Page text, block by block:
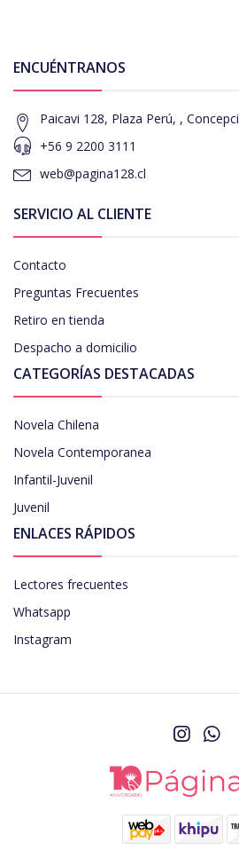
ENCUÉNTRANOS
Paicavi 128, Plaza Perú, ,
+56 9 2200 3111
web@pagina128.cl
SERVICIO AL CLIENTE
Contacto
Preguntas Frecuentes
Retiro en tienda
Despacho a domicilio
CATEGORÍAS DESTACADAS
Novela Chilena
Novela Contemporanea
Infantil-Juvenil
Juvenil
ENLACES RÁPIDOS
Lectores frecuentes
Whatsapp
Instagram